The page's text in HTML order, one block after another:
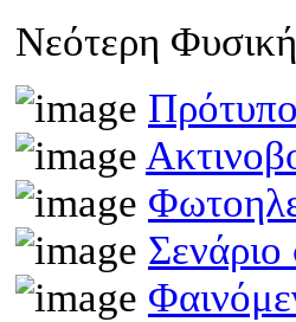
Νεότερη Φυσική